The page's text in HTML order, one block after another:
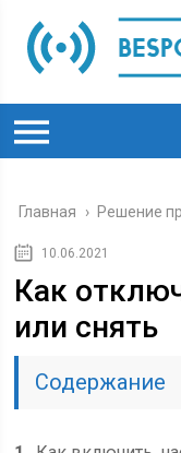
Главная › Решение
10.06.2021
Как
или снять
Содержание